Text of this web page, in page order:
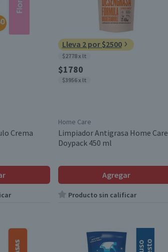
Crema
Lleva 2 por $2500
$2778 x lt
$1780
$3956 x lt
Home Care
Limpiador Antigrasa Home Care
Doypack 450 ml
Agregar
Producto sin calificar